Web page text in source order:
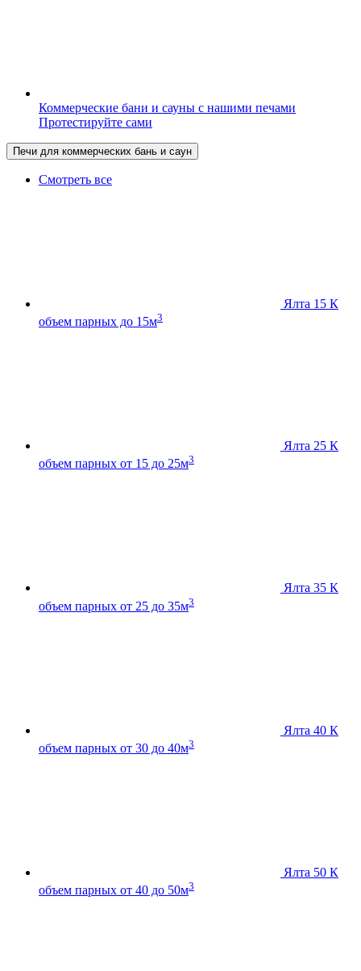
Коммерческие бани и сауны с нашими печами
Протестируйте сами
Печи для коммерческих бань и саун
Смотреть все
Ялта 15 К
объем парных до 15м3
Ялта 25 К
объем парных от 15 до 25м3
Ялта 35 К
объем парных от 25 до 35м3
Ялта 40 К
объем парных от 30 до 40м3
Ялта 50 К
объем парных от 40 до 50м3